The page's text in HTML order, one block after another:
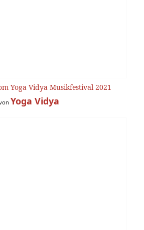
Yoga Vidya Musikfestival 2021
Yoga Vidya